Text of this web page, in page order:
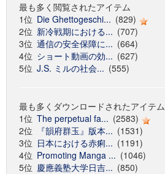
最も多く閲覧されたアイテム
1位 Die Ghettogeschi... (829)
2位 新冷戦期における... (707)
3位 通信の安全保障に... (664)
4位 ショート動画の効... (627)
5位 J.S. ミルの社会... (555)
最も多くダウンロードされたアイテム
1位 The perpetual fa... (2583)
2位
『韻府群玉』版本... (1531)
3位 日本における赤痢... (1191)
4位 Promoting Manga ... (1046)
5位 慶應義塾大学日吉... (850)